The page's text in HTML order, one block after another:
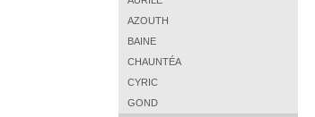
AZOUTH
BAINE
CHAUNTÉA
CYRIC
GOND